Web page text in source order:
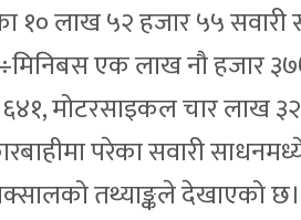
१० लाख ५२ हजार ५५
एक लाख नौ हजार
मोटरसाइकल चार लाख
परेका सवारी
तथ्याङ्कले देखाएको